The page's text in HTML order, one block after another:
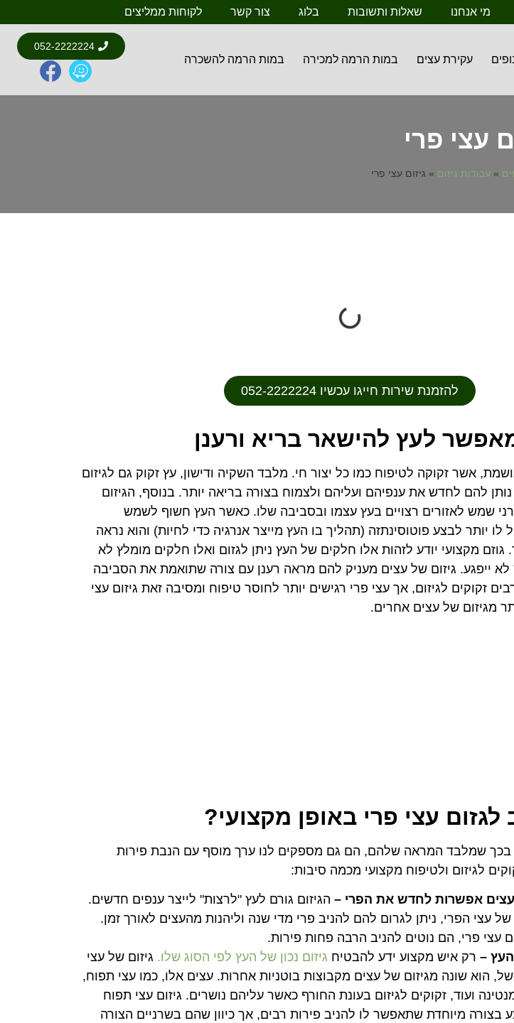
מי אנחנו שאלות ותשובות בלוג צור קשר לקוחות ממליצים
עקירת עצים במות הרמה למכירה במות הרמה להשכרה
052-2222224
עצי פרי
» עבודות גיזום »גיזום עצי פרי
להזמנת שירות חייגו עכשיו 052-2222224⁩
מאפשר לעץ להישאר בריא ורענן
אשר זקוקה לטיפוח כמו כל יצור חי. מלבד השקיה ודישון, עץ זקוק גם לגיזום
נותן להם לחדש את ענפיהם ועליהם ולצמוח בצורה בריאה יותר. בנוסף, הגיזום
שמש לאזורים רצויים בעץ עצמו ובסביבה שלו. כאשר העץ חשוף לשמש
לו יותר לבצע פוטוסינתזה (תהליך בו העץ מייצר אנרגיה כדי לחיות) והוא נראה
גוזם מקצועי יודע לזהות אלו חלקים של העץ ניתן לגזום ואלו חלקים מומלץ לא
ייפגע. גיזום של עצים מעניק להם מראה רענן עם צורה שתואמת את הסביבה
זקוקים לגיזום, אך עצי פרי רגישים יותר לחוסר טיפוח ומסיבה זאת גיזום עצי
מגיזום של עצים אחרים.
עצי פרי באופן מקצועי?
בכך שמלבד המראה שלהם, הם גם מספקים לנו ערך מוסף עם הנבת פירות
לגיזום ולטיפוח מקצועי מכמה סיבות:
אפשרות לחדש את הפרי – הגיזום גורם לעץ "לרצות" לייצר ענפים חדשים.
של עצי הפרי, ניתן לגרום להם להניב פרי מדי שנה וליהנות מהעצים לאורך זמן.
עצי פרי, הם נוטים להניב הרבה פחות פירות.
– רק איש מקצוע ידע להבטיח גיזום נכון של העץ לפי הסוג שלו. גיזום של עצי
הוא שונה מגיזום של עצים מקבוצות בוטניות אחרות. עצים אלו, כמו עצי תפוח,
ועוד, זקוקים לגיזום בעונת החורף כאשר עליהם נושרים. גיזום עצי תפוח
בצורה מיוחדת שתאפשר לו להניב פירות רבים, אך כיוון שהם בשרניים הצורה